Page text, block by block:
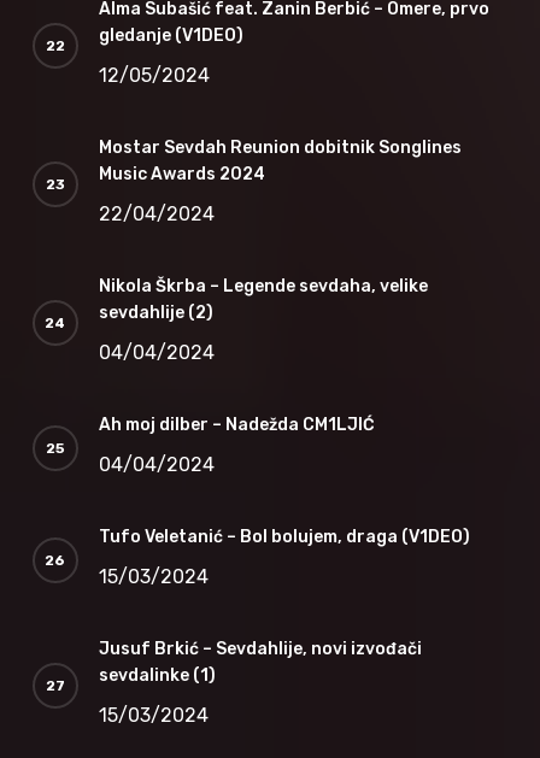
Alma Subašić feat. Zanin Berbić – Omere, prvo
gledanje (V1DEO)
12/05/2024
Mostar Sevdah Reunion dobitnik Songlines
Music Awards 2024
22/04/2024
Nikola Škrba – Legende sevdaha, velike
sevdahlije (2)
04/04/2024
Ah moj dilber – Nadežda CM1LJIĆ
04/04/2024
Tufo Veletanić – Bol bolujem, draga (V1DEO)
15/03/2024
Jusuf Brkić – Sevdahlije, novi izvođači
sevdalinke (1)
15/03/2024